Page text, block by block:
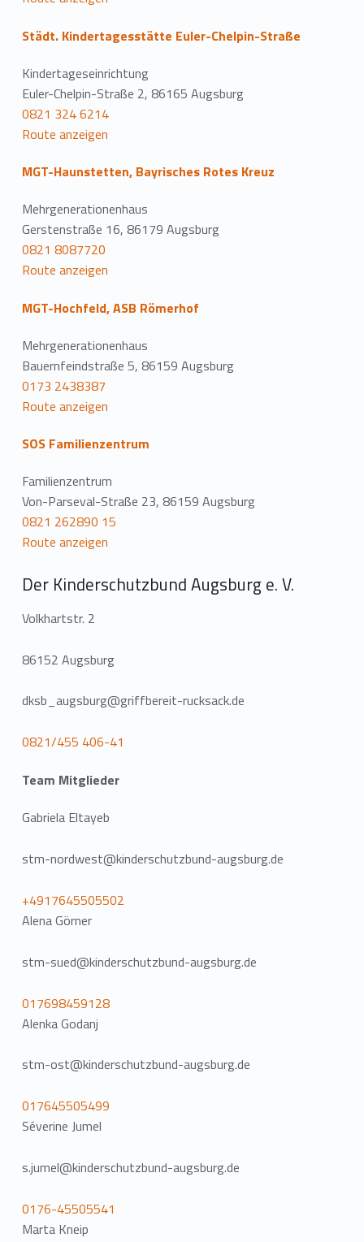
Städt. Kindertagesstätte Euler-Chelpin-Straße
Kindertageseinrichtung
Euler-Chelpin-Straße 2, 86165 Augsburg
0821 324 6214
Route anzeigen
MGT-Haunstetten, Bayrisches Rotes Kreuz
Mehrgenerationenhaus
Gerstenstraße 16, 86179 Augsburg
0821 8087720
Route anzeigen
MGT-Hochfeld, ASB Römerhof
Mehrgenerationenhaus
Bauernfeindstraße 5, 86159 Augsburg
0173 2438387
Route anzeigen
SOS Familienzentrum
Familienzentrum
Von-Parseval-Straße 23, 86159 Augsburg
0821 262890 15
Route anzeigen
Der Kinderschutzbund Augsburg e. V.
Volkhartstr. 2
86152 Augsburg
dksb_augsburg@griffbereit-rucksack.de
0821/455 406-41
Team Mitglieder
Gabriela Eltayeb
stm-nordwest@kinderschutzbund-augsburg.de
+4917645505502
Alena Görner
stm-sued@kinderschutzbund-augsburg.de
017698459128
Alenka Godanj
stm-ost@kinderschutzbund-augsburg.de
017645505499
Séverine Jumel
s.jumel@kinderschutzbund-augsburg.de
0176-45505541
Marta Kneip